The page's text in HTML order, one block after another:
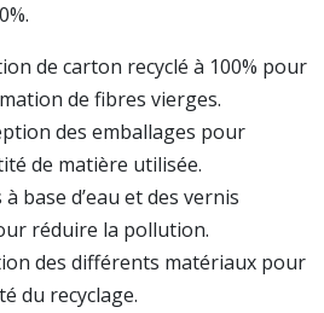
de carton recyclé à 100% pour
de fibres vierges.
des emballages pour
de matière utilisée.
base d’eau et des vernis
réduire la pollution.
des différents matériaux pour
du recyclage.